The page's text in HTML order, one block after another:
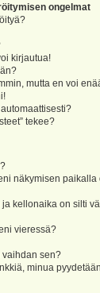
ongelmat
kirjautua!
mutta en voi
tekee?
näkymisen
kellonaika on silti
vieressä?
vaihdan sen?
minua